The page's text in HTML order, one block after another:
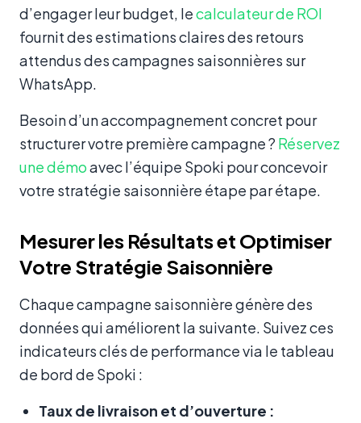
d’engager leur budget, lecalculateur de ROI
fournit des estimations claires des retours
attendus des campagnes saisonnières sur
WhatsApp.
Besoin d’un accompagnement concret pour
structurer votre première campagne ? Réservez
une démoavec l’équipe Spoki pour concevoir
votre stratégie saisonnière étape par étape.
Mesurer les Résultats et Optimiser
Votre Stratégie Saisonnière
Chaque campagne saisonnière génère des
données qui améliorent la suivante. Suivez ces
indicateurs clés de performance via le tableau
de bord de Spoki :
Taux de livraison et d’ouverture :